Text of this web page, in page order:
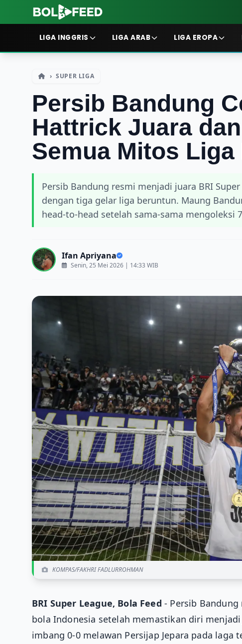
LIGA INGGRIS LIGA ARAB LIGA EROPA
› SUPER LIGA
Persib Bandung
Hattrick Juara
Semua Mitos
Persib Bandung resmi menjadi juara BRI
dengan tiga gelar liga beruntun. Maung
head-to-head setelah sama-sama mengoleksi
Ifan Apriyana
Senin, 25 Mei 2026 | 14:33 WIB
KOMPAS/FAKHRI FADLURROHMAN
BRI Super League, Bola Feed - Persib
bola Indonesia setelah memastikan diri menjadi
imbang 0-0 melawan Persijap Jepara pada